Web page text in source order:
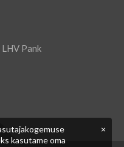
Pank
×
kasutame oma